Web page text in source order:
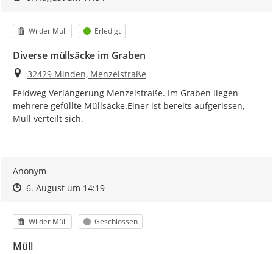
Kategorie
Wilder Müll Status
Erledigt
Diverse müllsäcke im Graben
Ort
32429 Minden, Menzelstraße
Feldweg Verlängerung Menzelstraße. Im Graben liegen
mehrere gefüllte Müllsäcke.Einer ist bereits aufgerissen,
Müll verteilt sich.
Anonym
Zeitpunkt des Erstellens
Zeitpunkt des Erstellens
6. August um 14:19Zur Äußerung
Kategorie
Wilder Müll Status
Geschlossen
Müll